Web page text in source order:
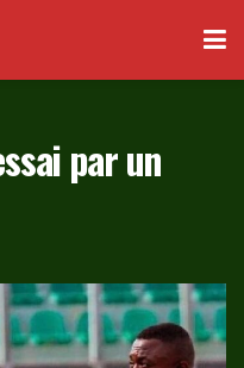
par un